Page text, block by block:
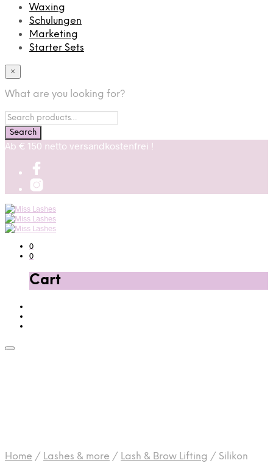
Waxing
Schulungen
Marketing
Starter Sets
×
What are you looking for?
Ab € 150 netto versandkostenfrei !
0
0
Cart
Home / Lashes & more / Lash & Brow Lifting / Silikon